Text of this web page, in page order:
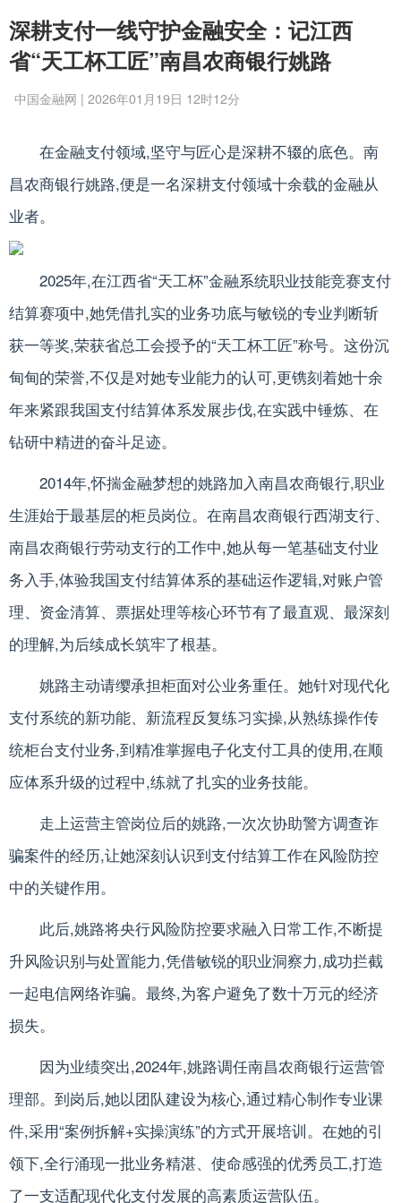
深耕支付一线守护金融安全：记江西
省“天工杯工匠”南昌农商银行姚路
中国金融网 | 2026年01月19日 12时12分
在金融支付领域,坚守与匠心是深耕不辍的底色。南
昌农商银行姚路,便是一名深耕支付领域十余载的金融从
业者。
2025年,在江西省“天工杯”金融系统职业技能竞赛支付
结算赛项中,她凭借扎实的业务功底与敏锐的专业判断斩
获一等奖,荣获省总工会授予的“天工杯工匠”称号。这份沉
甸甸的荣誉,不仅是对她专业能力的认可,更镌刻着她十余
年来紧跟我国支付结算体系发展步伐,在实践中锤炼、在
钻研中精进的奋斗足迹。
2014年,怀揣金融梦想的姚路加入南昌农商银行,职业
生涯始于最基层的柜员岗位。在南昌农商银行西湖支行、
南昌农商银行劳动支行的工作中,她从每一笔基础支付业
务入手,体验我国支付结算体系的基础运作逻辑,对账户管
理、资金清算、票据处理等核心环节有了最直观、最深刻
的理解,为后续成长筑牢了根基。
姚路主动请缨承担柜面对公业务重任。她针对现代化
支付系统的新功能、新流程反复练习实操,从熟练操作传
统柜台支付业务,到精准掌握电子化支付工具的使用,在顺
应体系升级的过程中,练就了扎实的业务技能。
走上运营主管岗位后的姚路,一次次协助警方调查诈
骗案件的经历,让她深刻认识到支付结算工作在风险防控
中的关键作用。
此后,姚路将央行风险防控要求融入日常工作,不断提
升风险识别与处置能力,凭借敏锐的职业洞察力,成功拦截
一起电信网络诈骗。最终,为客户避免了数十万元的经济
损失。
因为业绩突出,2024年,姚路调任南昌农商银行运营管
理部。到岗后,她以团队建设为核心,通过精心制作专业课
件,采用“案例拆解+实操演练”的方式开展培训。在她的引
领下,全行涌现一批业务精湛、使命感强的优秀员工,打造
了一支适配现代化支付发展的高素质运营队伍。